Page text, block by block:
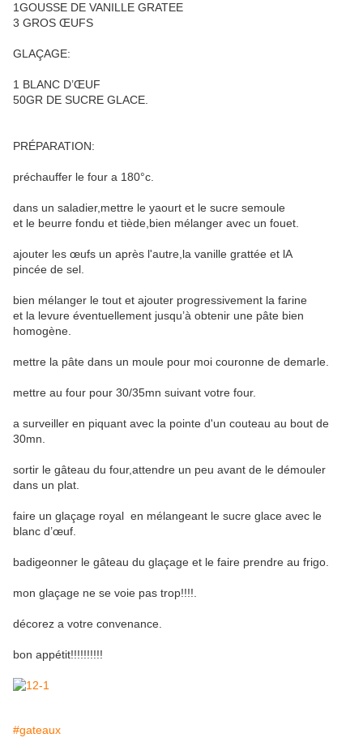
1GOUSSE DE VANILLE GRATEE
3 GROS ŒUFS
GLAÇAGE:
1 BLANC D’ŒUF
50GR DE SUCRE GLACE.
PRÉPARATION:
préchauffer le four a 180°c.
dans un saladier,mettre le yaourt et le sucre semoule
et le beurre fondu et tiède,bien mélanger avec un fouet.
ajouter les œufs un après l'autre,la vanille grattée et lA
pincée de sel.
bien mélanger le tout et ajouter progressivement la farine
et la levure éventuellement jusqu’à obtenir une pâte bien
homogène.
mettre la pâte dans un moule pour moi couronne de demarle.
mettre au four pour 30/35mn suivant votre four.
a surveiller en piquant avec la pointe d'un couteau au bout de
30mn.
sortir le gâteau du four,attendre un peu avant de le démouler
dans un plat.
faire un glaçage royal en mélangeant le sucre glace avec le
blanc d’œuf.
badigeonner le gâteau du glaçage et le faire prendre au frigo.
mon glaçage ne se voie pas trop!!!!.
décorez a votre convenance.
bon appétit!!!!!!!!!!
#gateaux